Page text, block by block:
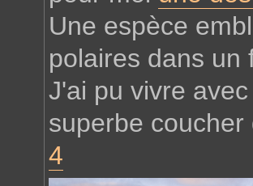
Une espèce
polaires dans un
J'ai pu vivre
superbe coucher
4